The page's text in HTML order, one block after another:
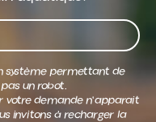
système permettant de
un robot.
votre demande n'apparait
invitons à recharger la